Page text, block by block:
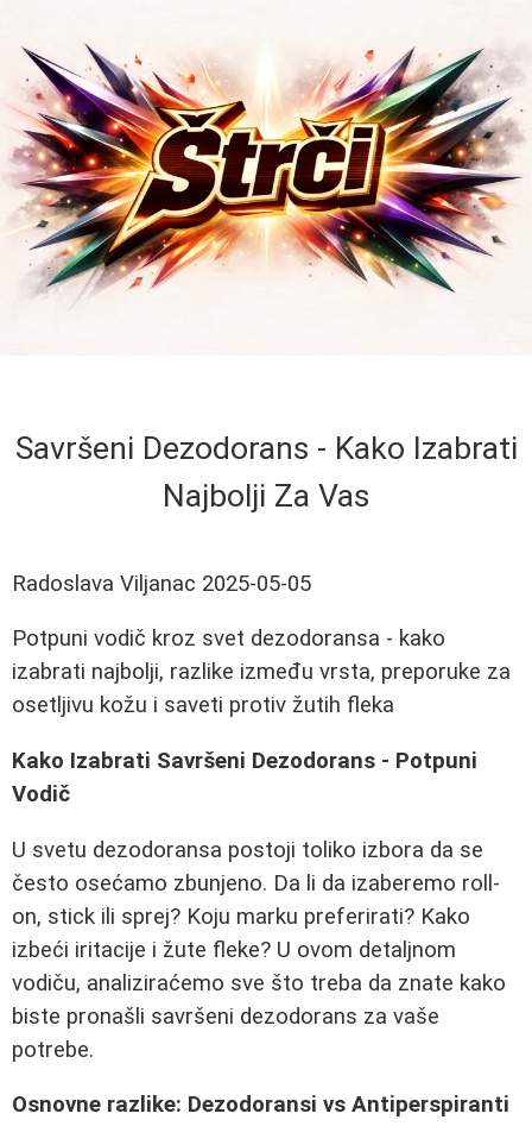
Savršeni Dezodorans - Kako Izabrati
Najbolji Za Vas
Radoslava Viljanac 2025-05-05
Potpuni vodič kroz svet dezodoransa - kako
izabrati najbolji, razlike između vrsta, preporuke za
osetljivu kožu i saveti protiv žutih fleka
Kako Izabrati Savršeni Dezodorans - Potpuni
Vodič
U svetu dezodoransa postoji toliko izbora da se
često osećamo zbunjeno. Da li da izaberemo roll-
on, stick ili sprej? Koju marku preferirati? Kako
izbeći iritacije i žute fleke? U ovom detaljnom
vodiču, analiziraćemo sve što treba da znate kako
biste pronašli savršeni dezodorans za vaše
potrebe.
Osnovne razlike: Dezodoransi vs Antiperspiranti